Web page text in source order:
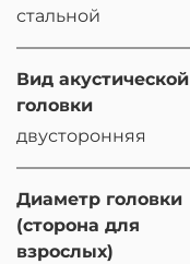
стальной
Вид акустической
головки
двусторонняя
Диаметр головки
(сторона для
взрослых)